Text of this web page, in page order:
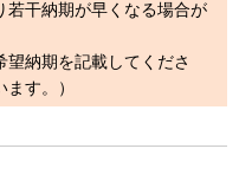
若干納期が早くなる場合が
納期を記載してくださ
す。）